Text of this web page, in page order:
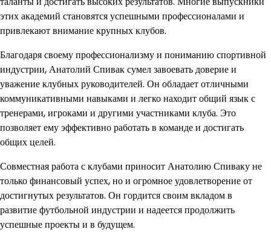
этих академий становятся успешными профессионалами и
привлекают внимание крупных клубов.
Благодаря своему профессионализму и пониманию спортивной
индустрии, Анатолий Спивак сумел завоевать доверие и
уважение клубных руководителей. Он обладает отличными
коммуникативными навыками и легко находит общий язык с
тренерами, игроками и другими участниками клуба. Это
позволяет ему эффективно работать в команде и достигать
общих целей.
Совместная работа с клубами приносит Анатолию Спиваку не
только финансовый успех, но и огромное удовлетворение от
достигнутых результатов. Он гордится своим вкладом в
развитие футбольной индустрии и надеется продолжить
успешные проекты и в будущем.